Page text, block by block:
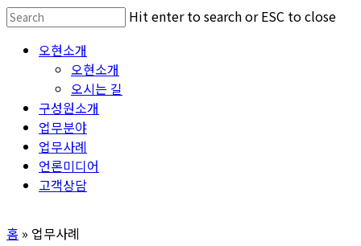
Skip
main
Hit enter to search or ESC to close
Search
Menu 오현소개
오현소개
오시는 길
구성원소개
업무분야
업무사례
언론미디어
고객상담
홈 » 업무사례